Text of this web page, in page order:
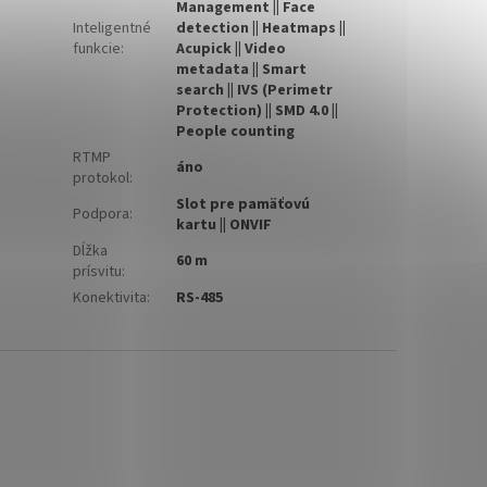
Inteligentné
funkcie:
Management || Face
detection || Heatmaps ||
Acupick || Video
metadata || Smart
search || IVS (Perimetr
Protection) || SMD 4.0 ||
People counting
RTMP
protokol: áno
Podpora:
Slot pre pamäťovú
kartu || ONVIF
Dĺžka
prísvitu:
60 m
Konektivita: RS-485